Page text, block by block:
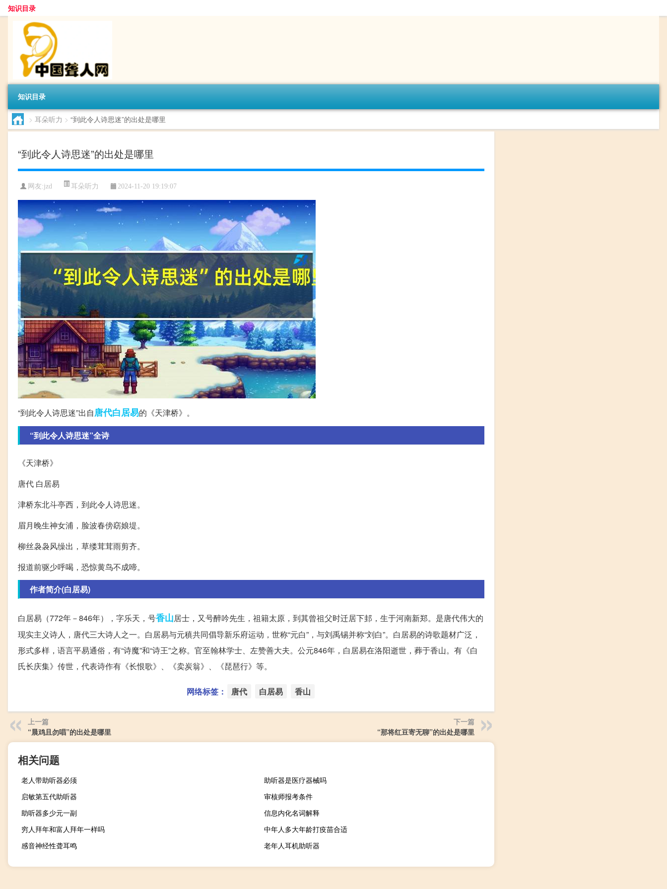
知识目录
知识目录
> 耳朵听力 > “到此令人诗思迷”的出处是哪里
“到此令人诗思迷”的出处是哪里
网友:jzd 耳朵听力 2024-11-20 19:19:07
“到此令人诗思迷”出自唐代白居易的《天津桥》。
“到此令人诗思迷”全诗
《天津桥》
唐代 白居易
津桥东北斗亭西，到此令人诗思迷。
眉月晚生神女浦，脸波春傍窈娘堤。
柳丝袅袅风缲出，草缕茸茸雨剪齐。
报道前驱少呼喝，恐惊黄鸟不成啼。
作者简介(白居易)
白居易（772年－846年），字乐天，号香山居士，又号醉吟先生，祖籍太原，到其曾祖父时迁居下邽，生于河南新郑。是唐代伟大的
现实主义诗人，唐代三大诗人之一。白居易与元稹共同倡导新乐府运动，世称“元白”，与刘禹锡并称“刘白”。白居易的诗歌题材广泛，
形式多样，语言平易通俗，有“诗魔”和“诗王”之称。官至翰林学士、左赞善大夫。公元846年，白居易在洛阳逝世，葬于香山。有《白
氏长庆集》传世，代表诗作有《长恨歌》、《卖炭翁》、《琵琶行》等。
网络标签： 唐代 白居易 香山
上一篇
“晨鸡且勿唱”的出处是哪里
下一篇
“那将红豆寄无聊”的出处是哪里
相关问题
老人带助听器必须
助听器是医疗器械吗
启敏第五代助听器
审核师报考条件
助听器多少元一副
信息内化名词解释
穷人拜年和富人拜年一样吗
中年人多大年龄打疫苗合适
感音神经性聋耳鸣
老年人耳机助听器